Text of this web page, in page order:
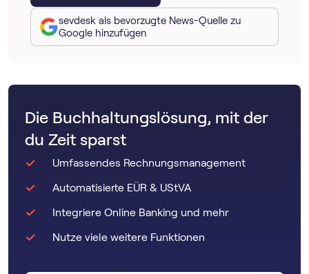
sevdesk als bevorzugte News-Quelle zu
Google hinzufügen
Die Buchhaltungslösung, mit der
du Zeit sparst
Umfassendes Rechnungsmanagement
Automatisierte EÜR & UStVA
Integriere Online Banking und mehr
Nutze viele weitere Funktionen